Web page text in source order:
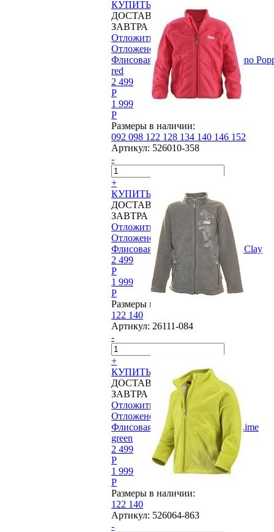
КУПИТЬ
ДОСТАВИМ
ЗАВТРА
Отложить
Отложено
Флисовая куртка Reima®, Kimono
red
2 499
P
1 999
P
Размеры в наличии:
092 098 122 128 134 140 146 152
Артикул: 526010-358
-
+
КУПИТЬ
ДОСТАВИМ
ЗАВТРА
Отложить
Отложено
Флисовая куртка Reima®, Tuva Clay
2 499
P
1 999
P
Размеры в наличии:
122 140
Артикул: 26111-084
-
+
КУПИТЬ
ДОСТАВИМ
ЗАВТРА
Отложить
Отложено
Флисовая куртка Reima®, Cut Lime
green
2 499
P
1 999
P
Размеры в наличии:
122 140
Артикул: 526064-863
-